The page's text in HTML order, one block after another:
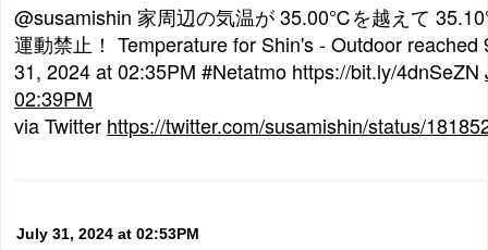
@susamishin 家周辺の気温が 35.00℃を越えて
運動禁止！ Temperature for Shin's - Outdoor
31, 2024 at 02:35PM #Netatmo https://bit.ly/4dnSeZN
02:39PM
via Twitter https://twitter.com/susamishin/status/
July 31, 2024 at 02:53PM